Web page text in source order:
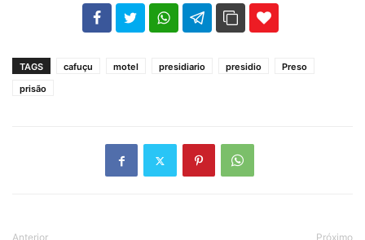
102 35
TAGS cafuçu motel presidiario presidio
Preso
prisão
Anterior Próximo